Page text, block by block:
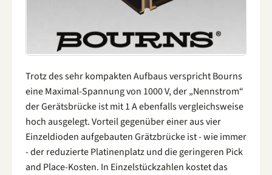
Trotz des sehr kompakten Aufbaus verspricht Bourns
eine Maximal-Spannung von 1000 V, der „Nennstrom“
der Gerätsbrücke ist mit 1 A ebenfalls vergleichsweise
hoch ausgelegt. Vorteil gegenüber einer aus vier
Einzeldioden aufgebauten Grätzbrücke ist - wie immer
- der reduzierte Platinenplatz und die geringeren Pick
and Place-Kosten. In Einzelstückzahlen kostet das